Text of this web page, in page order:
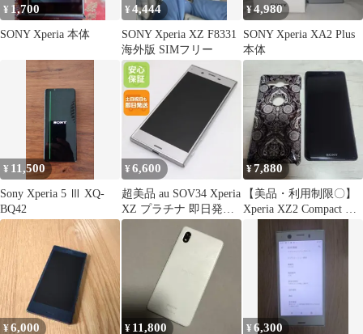
¥ 1,700
SONY Xperia 本体
¥4,444
SONY Xperia XZ F8331
海外版 SIMフリー
¥4,980
SONY Xperia XA2 Plus
本体
¥ 11,500
Sony Xperia 5 Ⅲ XQ-
BQ42
¥6,600
超美品 au SOV34 Xperia
XZ プラチナ 即日発送
スマホ AU SONY 本体
白ロム 土日祝発送OK
¥7,880
【美品・利用制限〇】
Xperia XZ2 Compact 黒
¥6,000 ¥ 11,800 ¥6,300